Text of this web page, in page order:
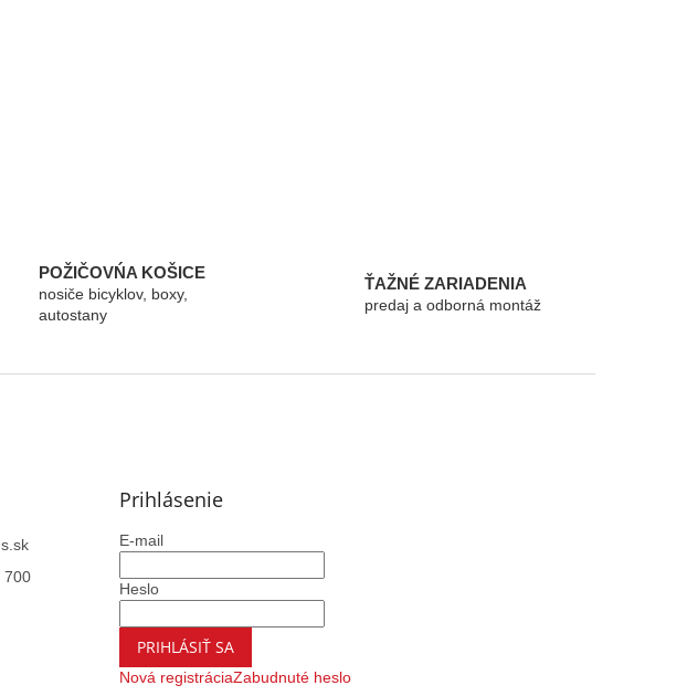
á
d
a
e
POŽIČOVŃA KOŠICE
nosiče bicyklov, boxy,
autostany
ŤAŽNÉ ZARIADENIA
predaj a odborná montáž
700
Prihlásenie
E-mail
Heslo
PRIHLÁSIŤ SA
Nová registráciaZabudnuté heslo